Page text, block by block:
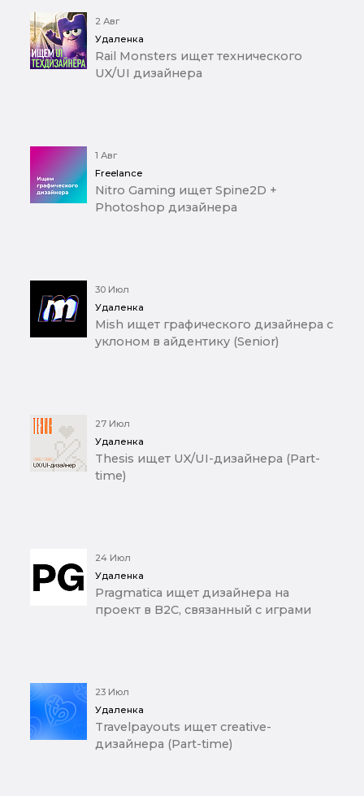
2 Авг
Удаленка
Rail Monsters ищет технического
UX/UI дизайнера
1 Авг
Freelance
Nitro Gaming ищет Spine2D +
Photoshop дизайнера
30 Июл
Удаленка
Mish ищет графического дизайнера с
уклоном в айдентику (Senior)
27 Июл
Удаленка
Thesis ищет UX/UI-дизайнера (Part-
time)
24 Июл
Удаленка
Pragmatica ищет дизайнера на
проект в B2C, связанный с играми
23 Июл
Удаленка
Travelpayouts ищет creative-
дизайнера (Part-time)